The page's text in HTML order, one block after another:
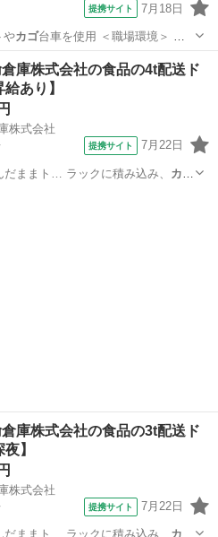
提携サイト 7月18日
やカゴ台車を使用 ＜職場環境＞ ◎
庫株式会社の食品の4t配送ド
あり】
株式会社
提携サイト 7月22日
だままト… ラックに積み込み、 カゴ
庫株式会社の食品の3t配送ド
】
株式会社
提携サイト 7月22日
だままト… ラックに積み込み、 カゴ